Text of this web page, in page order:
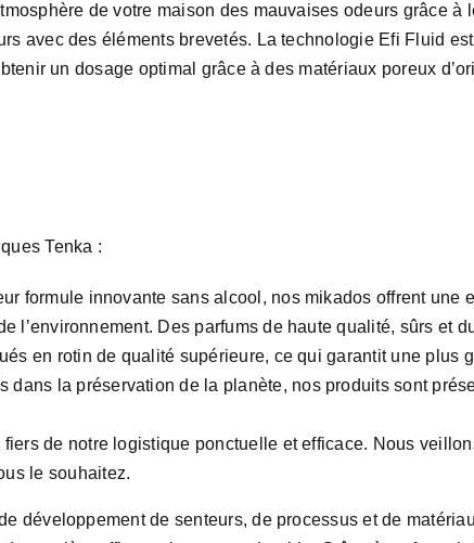
de votre maison des mauvaises odeurs grâce à
avec des éléments brevetés. La technologie Efi Fluid
un dosage optimal grâce à des matériaux poreux
Tenka :
formule innovante sans alcool, nos mikados offrent
l’environnement. Des parfums de haute qualité, sûrs et
en rotin de qualité supérieure, ce qui garantit une plus
dans la préservation de la planète, nos produits sont
fiers de notre logistique ponctuelle et efficace. Nous
le souhaitez.
développement de senteurs, de processus et de